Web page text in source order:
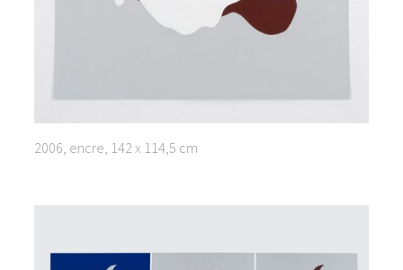
2006, encre, 142 x 114,5 cm